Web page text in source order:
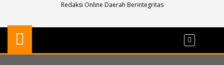
Redaksi Online Daerah Berintegritas